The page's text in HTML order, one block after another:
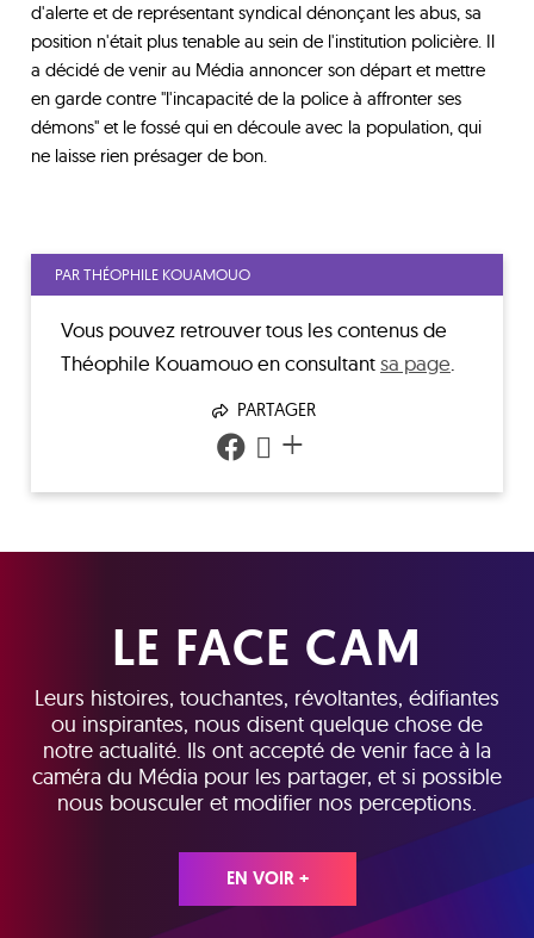
d'alerte et de représentant syndical dénonçant les abus, sa
position n'était plus tenable au sein de l'institution policière. Il
a décidé de venir au Média annoncer son départ et mettre
en garde contre "l'incapacité de la police à affronter ses
démons" et le fossé qui en découle avec la population, qui
ne laisse rien présager de bon.
PAR THÉOPHILE KOUAMOUO
Vous pouvez retrouver tous les contenus de
Théophile Kouamouoen consultantsa page
PARTAGER
+
LE FACE CAM
Leurs histoires, touchantes, révoltantes, édifiantes
ou inspirantes, nous disent quelque chose de
notre actualité. Ils ont accepté de venir face à la
caméra du Média pour les partager, et si possible
nous bousculer et modifier nos perceptions.
EN VOIR +